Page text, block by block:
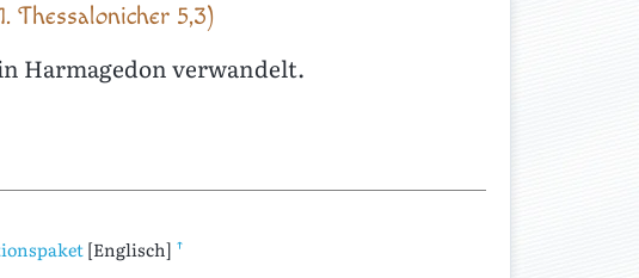
Thessalonicher 5,3)
Harmagedon verwandelt.
[Englisch] ↑